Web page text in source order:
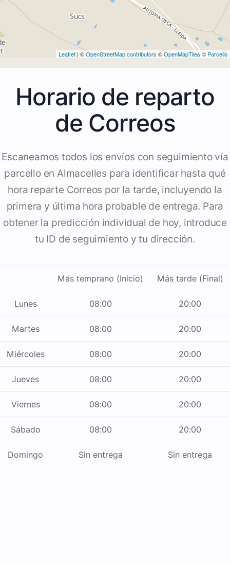
Leaflet | ©OpenStreetMap contributors ©OpenMapTiles © Parcello
Horario de reparto
de Correos
Escaneamos todos los envíos con seguimiento vía
parcello en Almacelles para identificar hasta qué
hora reparte Correos por la tarde, incluyendo la
primera y última hora probable de entrega. Para
obtener la predicción individual de hoy, introduce
tu ID de seguimiento y tu dirección.
Más temprano (Inicio) Más tarde (Final)
Lunes 08:00 20:00
Martes 08:00 20:00
Miércoles 08:00 20:00
Jueves 08:00 20:00
Viernes 08:00 20:00
Sábado 08:00 20:00
Domingo Sin entrega Sin entrega